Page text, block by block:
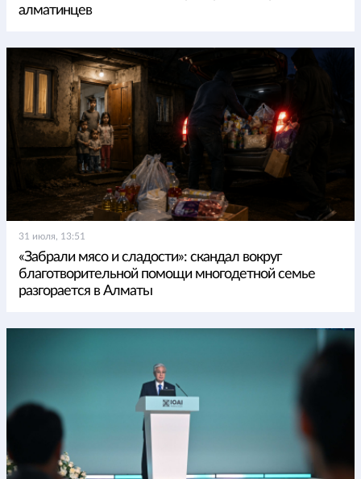
алматинцев
31 июля, 13:51
«Забрали мясо и сладости»: скандал вокруг
благотворительной помощи многодетной семье
разгорается в Алматы